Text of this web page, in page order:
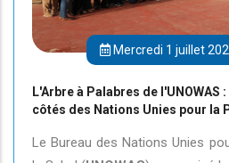
Mercredi 1 juillet
L'Arbre à Palabres de l'UNOWAS
côtés des Nations Unies pour la
Le Bureau des Nations Unies